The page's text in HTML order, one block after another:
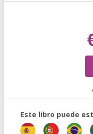
Este libro puede